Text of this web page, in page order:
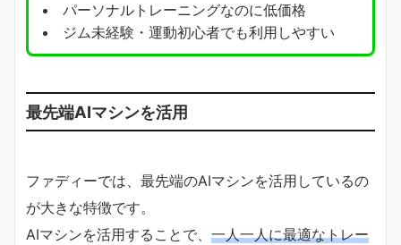
パーソナルトレーニングなのに低価格
ジム未経験・運動初心者でも利用しやすい
最先端AIマシンを活用
ファディーでは、最先端のAIマシンを活用しているの
が大きな特徴です。
AIマシンを活用することで、 一人一人に最適なトレー